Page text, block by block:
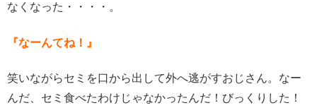
なくなった・・・・。
『なーんてね！』
笑いながらセミを口から出して外へ逃がすおじさん。なー
んだ、セミ食べたわけじゃなかったんだ！びっくりした！